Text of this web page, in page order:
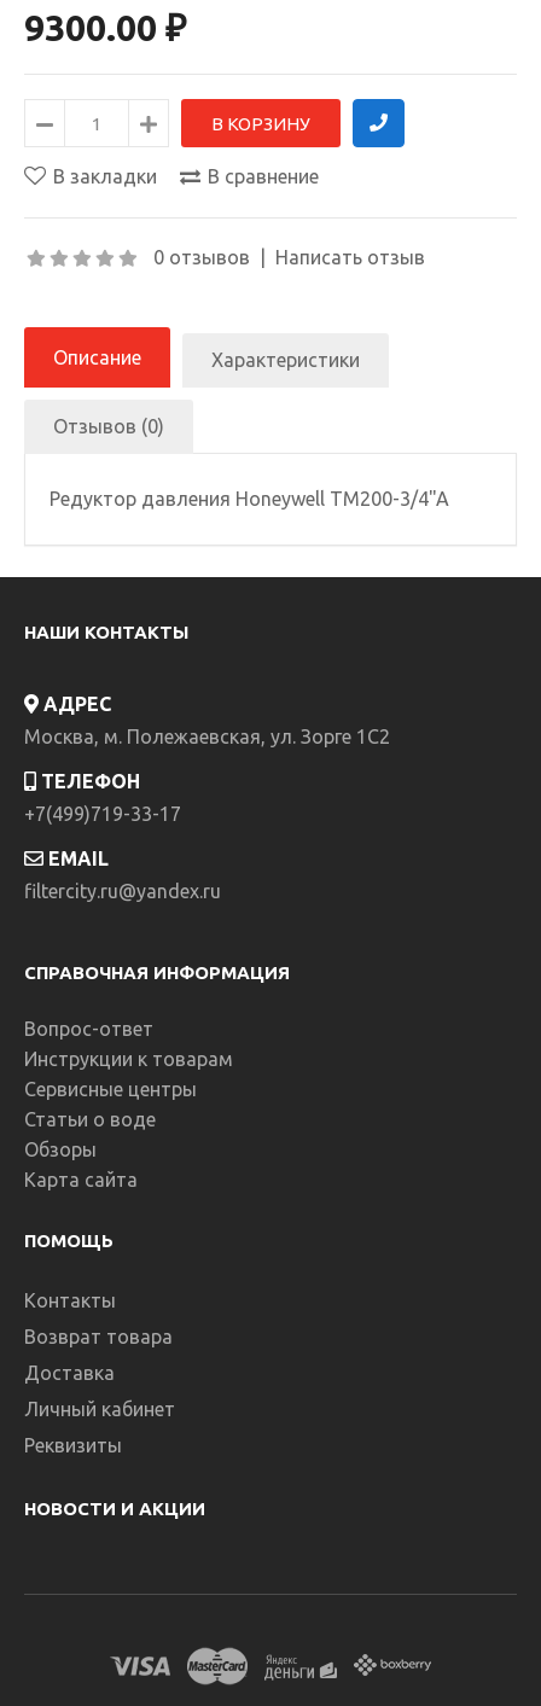
9300.00 ₽
В закладки В сравнение
0 отзывов Написать отзыв
Описание Характеристики
Отзывов (0)
Редуктор давления Honeywell TM200-3/4"A
НАШИ КОНТАКТЫ
АДРЕС
Москва, м. Полежаевская, ул. Зорге 1C2
ТЕЛЕФОН
+7(499)719-33-17
EMAIL
filtercity.ru@yandex.ru
СПРАВОЧНАЯ ИНФОРМАЦИЯ
Вопрос-ответ
Инструкции к товарам
Сервисные центры
Статьи о воде
Обзоры
Карта сайта
ПОМОЩЬ
Контакты
Возврат товара
Доставка
Личный кабинет
Реквизиты
НОВОСТИ И АКЦИИ